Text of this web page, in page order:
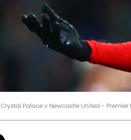
Crystal Palace v Newcastle United -